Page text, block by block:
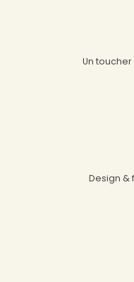
Un
Design &